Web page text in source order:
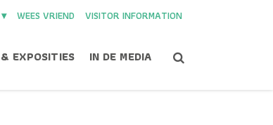
WEES VRIEND VISITOR INFORMATION
EXPOSITIES IN DE MEDIA